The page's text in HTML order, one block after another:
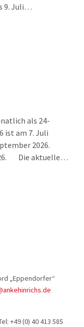
9. Juli…
als 24-
ist am 7. Juli
2026.
Die aktuelle…
„Eppendorfer“
+49 (0) 40 413 585